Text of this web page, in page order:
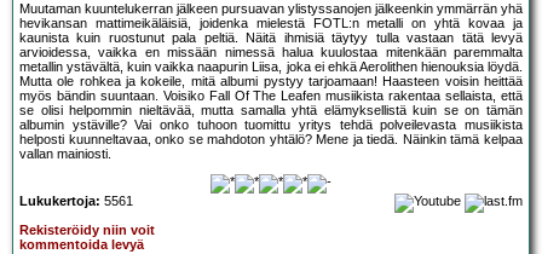
Muutaman kuuntelukerran jälkeen pursuavan ylistyssanojen jälkeenkin ymmärrän yhä
hevikansan mattimeikäläisiä, joidenka mielestä FOTL:n metalli on yhtä kovaa ja
kaunista kuin ruostunut pala peltiä. Näitä ihmisiä täytyy tulla vastaan tätä levyä
arvioidessa, vaikka en missään nimessä halua kuulostaa mitenkään paremmalta
metallin ystävältä, kuin vaikka naapurin Liisa, joka ei ehkä Aerolithen hienouksia löydä.
Mutta ole rohkea ja kokeile, mitä albumi pystyy tarjoamaan! Haasteen voisin heittää
myös bändin suuntaan. Voisiko Fall Of The Leafen musiikista rakentaa sellaista, että
se olisi helpommin nieltävää, mutta samalla yhtä elämyksellistä kuin se on tämän
albumin ystäville? Vai onko tuhoon tuomittu yritys tehdä polveilevasta musiikista
helposti kuunneltavaa, onko se mahdoton yhtälö? Mene ja tiedä. Näinkin tämä kelpaa
vallan mainiosti.
Lukukertoja: 5561
Rekisteröidy niin voit
kommentoida levyä